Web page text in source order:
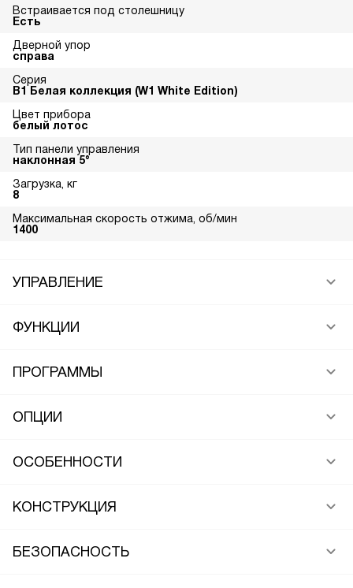
Встраивается под столешницу
Есть
Дверной упор
справа
Серия
В1 Белая коллекция (W1 White Edition)
Цвет прибора
белый лотос
Тип панели управления
наклонная 5°
Загрузка, кг
8
Максимальная скорость отжима, об/мин
1400
УПРАВЛЕНИЕ
ФУНКЦИИ
ПРОГРАММЫ
ОПЦИИ
ОСОБЕННОСТИ
КОНСТРУКЦИЯ
БЕЗОПАСНОСТЬ